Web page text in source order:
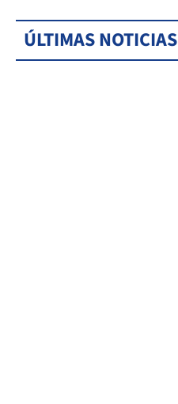
ÚLTIMAS NOTICIAS